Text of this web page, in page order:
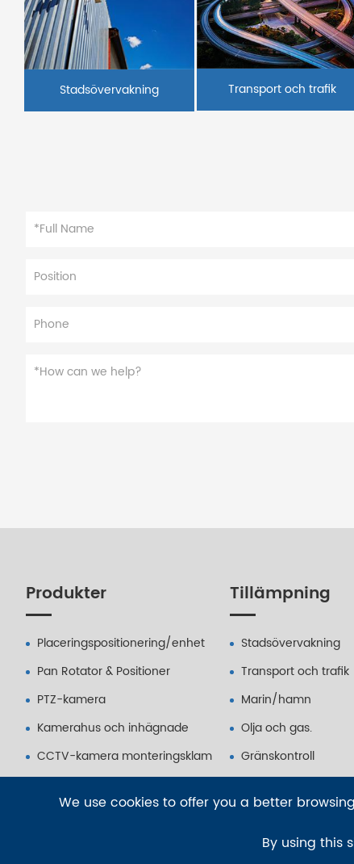
Stadsövervakning Transport och trafik
Produkter
Placeringspositionering/enhet
Pan Rotator & Positioner
PTZ-kamera
Kamerahus och inhägnade
CCTV-kamera monteringsklam
Tillämpning
Stadsövervakning
Transport och trafik
Marin/hamn
Olja och gas.
Gränskontroll
We use cookies to offer you a better
By using this